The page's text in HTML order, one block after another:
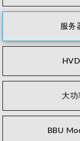
服务
大功
BBU